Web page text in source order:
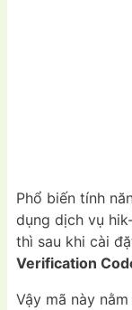
Phổ biến tính
dụng dịch vụ
thì sau khi cài
Verification
Vậy mã này